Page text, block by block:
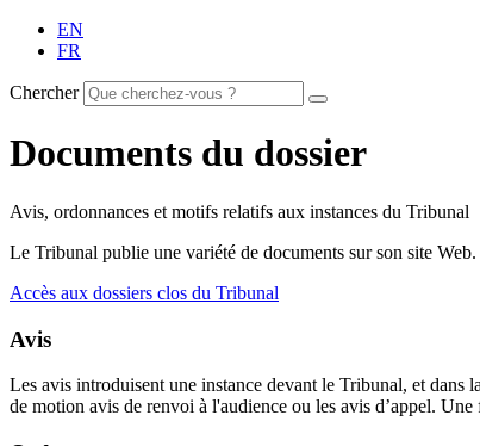
EN
FR
Chercher
Documents du dossier
Avis, ordonnances et motifs relatifs aux instances du Tribunal
Le Tribunal publie une variété de documents sur son site
Accès aux dossiers clos du Tribunal
Avis
Les avis introduisent une instance devant le Tribunal, et dans
de motion avis de renvoi à l'audience ou les avis d’appel.